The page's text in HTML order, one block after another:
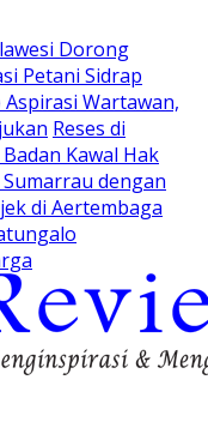
Dorong
Petani Sidrap
Wartawan,
Reses di
Kawal Hak
dengan
di Aertembaga